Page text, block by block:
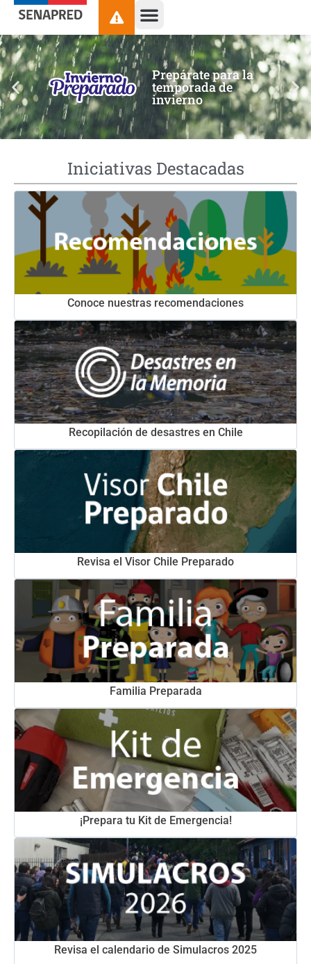
contenido
Prepárate para la
temporada de
invierno
Iniciativas Destacadas
Conoce nuestras recomendaciones
Recopilación de desastres en Chile
Revisa el Visor Chile Preparado
Familia Preparada
¡Prepara tu Kit de Emergencia!
Revisa el calendario de Simulacros 2025